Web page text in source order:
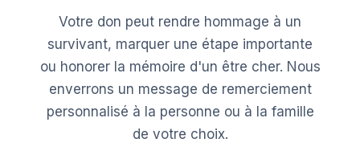
Votre don peut rendre hommage à un
survivant, marquer une étape importante
ou honorer la mémoire d'un être cher. Nous
enverrons un message de remerciement
personnalisé à la personne ou à la famille
de votre choix.